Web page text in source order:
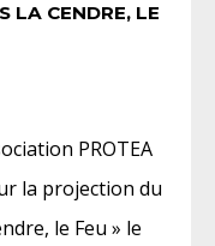
LA CENDRE, LE
PROTEA
la projection du
le Feu » le